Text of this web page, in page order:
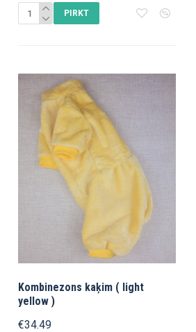
PIRKT
Kombinezons kaķim ( light
yellow )
€34.49